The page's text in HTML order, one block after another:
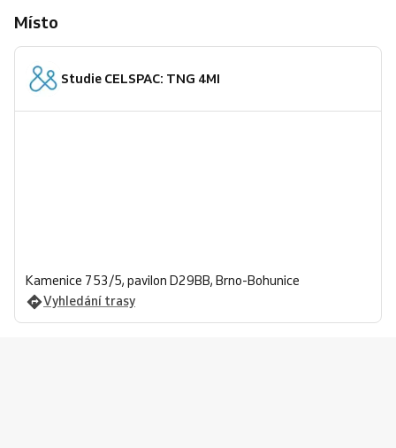
Místo
Studie CELSPAC: TNG 4MI
Kamenice 753/5, pavilon D29BB, Brno-Bohunice
Vyhledání trasy